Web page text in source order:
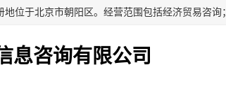
息咨询有限公司